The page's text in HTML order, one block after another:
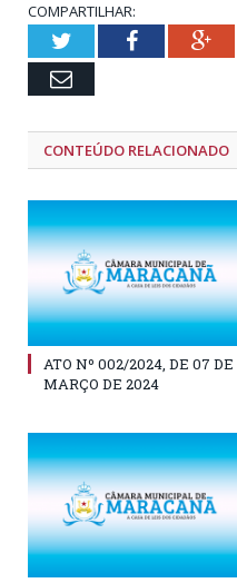
COMPARTILHAR:
TwitterFacebook
Email
CONTEÚDO RELACIONADO
ATO Nº 002/2024, DE 07 DE
MARÇO DE 2024